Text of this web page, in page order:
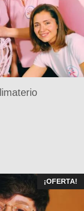
¡OFERTA!